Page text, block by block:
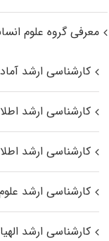
معرفی گروه علوم
کارشناسی ارشد آماد
کارشناسی ارشد
کارشناسی ارشد
کارشناسی ارشد
کارشناسی ارشد